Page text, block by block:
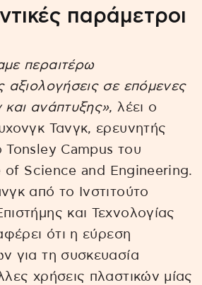
παράμετροι
περαιτέρω
αξιολογήσεις σε επόμενες
ανάπτυξης», λέει ο
Τανγκ, ερευνητής
Tonsley Campus του
of Science and Engineering.
από το Ινστιτούτο
και Τεχνολογίας
ότι η εύρεση
για τη συσκευασία
χρήσεις πλαστικών μίας